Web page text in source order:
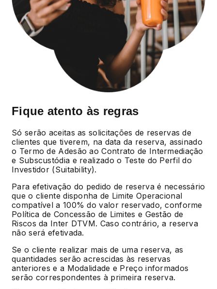
Fique atento às regras
Só serão aceitas as solicitações de reservas de
clientes que tiverem, na data da reserva, assinado
o Termo de Adesão ao Contrato de Intermediação
e Subscustódia e realizado o Teste do Perfil do
Investidor (Suitability).
Para efetivação do pedido de reserva é necessário
que o cliente disponha de Limite Operacional
compatível a 100% do valor reservado, conforme
Política de Concessão de Limites e Gestão de
Riscos da Inter DTVM. Caso contrário, a reserva
não será efetivada.
Se o cliente realizar mais de uma reserva, as
quantidades serão acrescidas às reservas
anteriores e a Modalidade e Preço informados
serão correspondentes à primeira reserva.